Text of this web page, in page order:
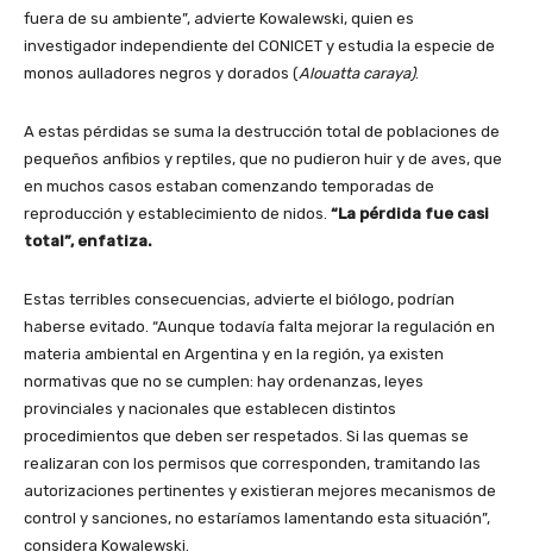
fuera de su ambiente”, advierte Kowalewski, quien es
investigador independiente del CONICET y estudia la especie de
monos aulladores negros y dorados (Alouatta caraya).
A estas pérdidas se suma la destrucción total de poblaciones de
pequeños anfibios y reptiles, que no pudieron huir y de aves, que
en muchos casos estaban comenzando temporadas de
reproducción y establecimiento de nidos. “La pérdida fue casi
total”, enfatiza.
Estas terribles consecuencias, advierte el biólogo, podrían
haberse evitado. “Aunque todavía falta mejorar la regulación en
materia ambiental en Argentina y en la región, ya existen
normativas que no se cumplen: hay ordenanzas, leyes
provinciales y nacionales que establecen distintos
procedimientos que deben ser respetados. Si las quemas se
realizaran con los permisos que corresponden, tramitando las
autorizaciones pertinentes y existieran mejores mecanismos de
control y sanciones, no estaríamos lamentando esta situación”,
considera Kowalewski.